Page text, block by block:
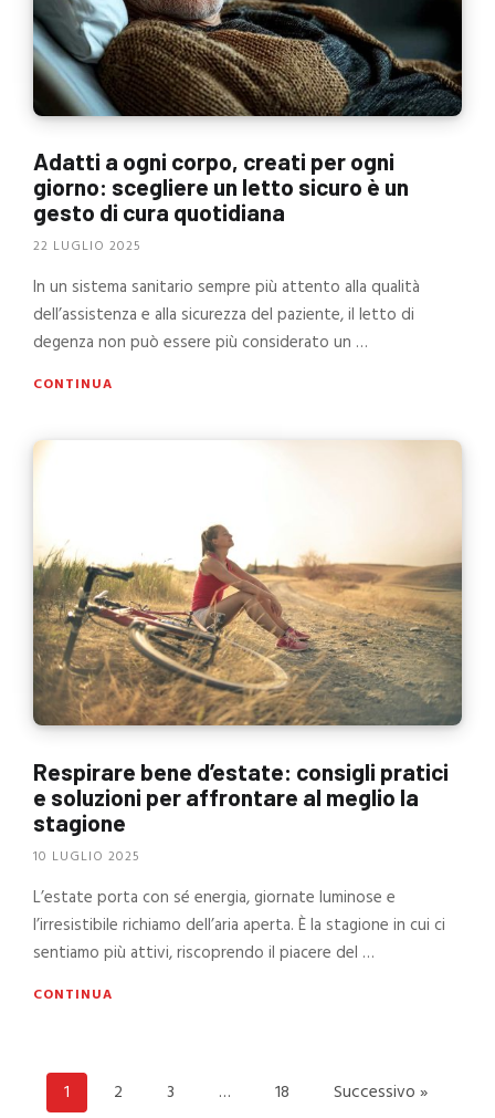
Adatti a ogni corpo, creati per ogni
giorno: scegliere un letto sicuro è un
gesto di cura quotidiana
22 LUGLIO 2025
In un sistema sanitario sempre più attento alla qualità
dell’assistenza e alla sicurezza del paziente, il letto di
degenza non può essere più considerato un …
CONTINUA
Respirare bene d’estate: consigli pratici
e soluzioni per affrontare al meglio la
stagione
10 LUGLIO 2025
L’estate porta con sé energia, giornate luminose e
l’irresistibile richiamo dell’aria aperta. È la stagione in cui ci
sentiamo più attivi, riscoprendo il piacere del …
CONTINUA
1 2 3 … 18 Successivo »